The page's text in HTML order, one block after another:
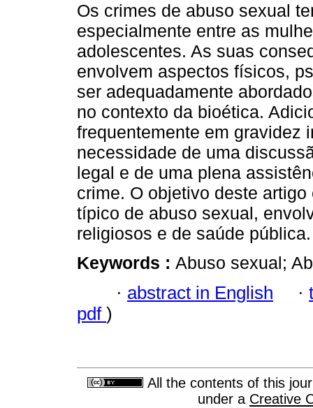
Os crimes de abuso sexual
especialmente entre as
adolescentes. As suas
envolvem aspectos físicos,
ser adequadamente
no contexto da bioética.
frequentemente em gravidez
necessidade de uma
legal e de uma plena
crime. O objetivo deste
típico de abuso sexual,
religiosos e de saúde pública.
Keywords : Abuso sexual;
· abstract in English ·
pdf )
All the contents of this
under a Creative